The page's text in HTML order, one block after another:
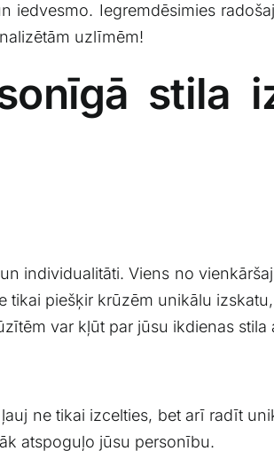
Iegremdēsimies
uzlīmēm!
stila
individualitāti. Viens‌ no
piešķir krūzēm unikālu
var kļūt ⁢par ‌jūsu ikdienas stila
ne ⁤tikai izcelties, bet arī radīt
atspoguļo jūsu personību.